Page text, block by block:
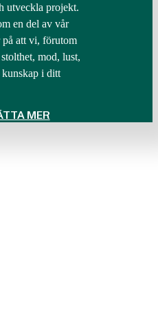
utveckla projekt.
en del av vår
att vi, förutom
mod, lust,
kunskap i ditt
MER